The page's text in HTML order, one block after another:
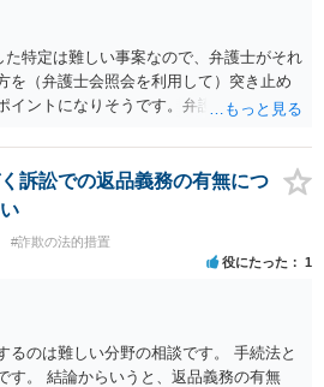
特定は難しい事案なので、弁護士がそれ
を（弁護士会照会を利用して）突き止め
イントになりそうです。弁護士による調
通しについては、実際の資料等を弁護士
と思います。弁護士費用は自由化されて
く必要がありますが、そもそも回収でき
事案であり、被害額の規模からみると、
費用を差し引いた実質回収分はかなり
に思います。
訴訟での返品義務の有無につ
#詐欺の法的措置
役にたった 1
るのは難しい分野の相談です。 手続法と
す。 結論からいうと、返品義務の有無